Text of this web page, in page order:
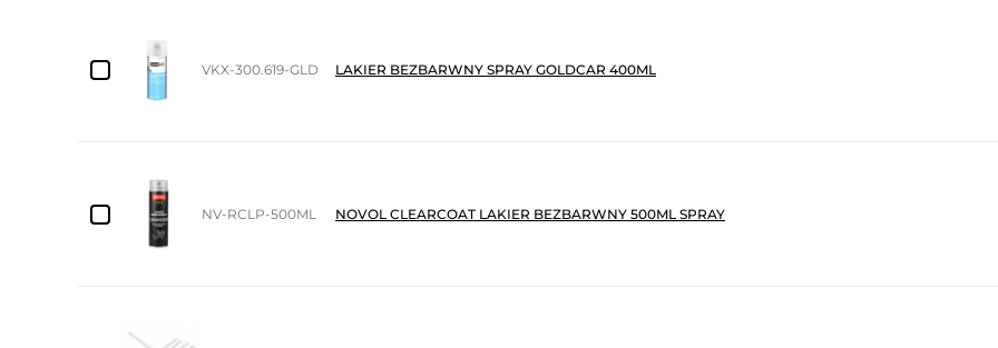
VKX-300.619-GLD LAKIER BEZBARWNY SPRAY GOLDCAR 400ML
NV-RCLP-500ML NOVOL CLEARCOAT LAKIER BEZBARWNY 500ML SPRAY